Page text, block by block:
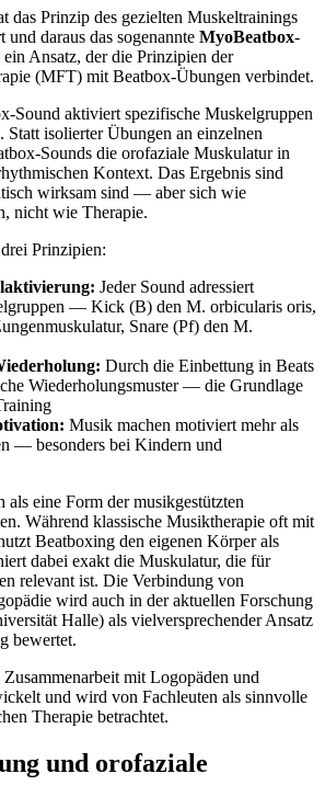
das Prinzip des gezielten Muskeltrainings
daraus das sogenannte MyoBeatbox-
Ansatz, der die Prinzipien der
(MFT) mit Beatbox-Übungen verbindet.
Sound aktiviert spezifische Muskelgruppen
isolierter Übungen an einzelnen
Sounds die orofaziale Muskulatur in
Kontext. Das Ergebnis sind
wirksam sind — aber sich wie
nicht wie Therapie.
Prinzipien:
Jeder Sound adressiert
— Kick (B) den M. orbicularis oris,
Snare (Pf) den M.
Durch die Einbettung in Beats
Wiederholungsmuster — die Grundlage
Musik machen motiviert mehr als
— besonders bei Kindern und
als eine Form der musikgestützten
Während klassische Musiktherapie oft mit
Beatboxing den eigenen Körper als
dabei exakt die Muskulatur, die für
relevant ist. Die Verbindung von
wird auch in der aktuellen Forschung
Halle) als vielversprechender Ansatz
bewertet.
mit Logopäden und
und wird von Fachleuten als sinnvolle
Therapie betrachtet.
und orofaziale